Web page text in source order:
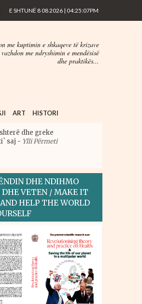
E SHTUNË 8 08 2026 | 04:25:07PM
me kuptimin e shkaqeve të krizave
me ndryshimin e mendësisë
dhe praktikës...
ART HISTORI
dhe greke
saj - Ylli Përmeti
DHE NDIHMO
DHE VETEN / MAKE IT
HELP THE WORLD